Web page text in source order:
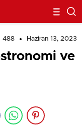
488 Haziran 13, 2023
ve